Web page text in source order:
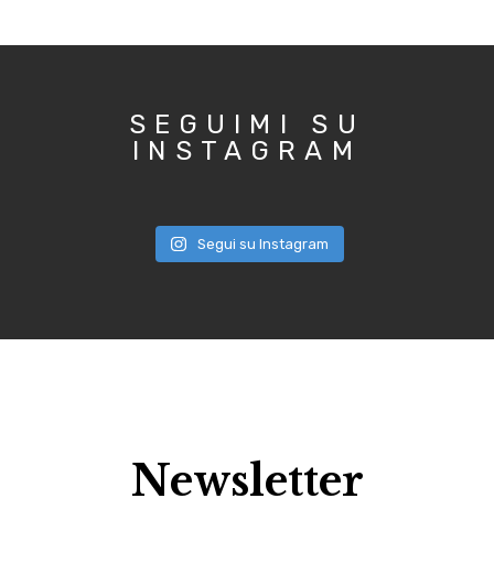
SEGUIMI SU
INSTAGRAM
Segui su Instagram
Newsletter